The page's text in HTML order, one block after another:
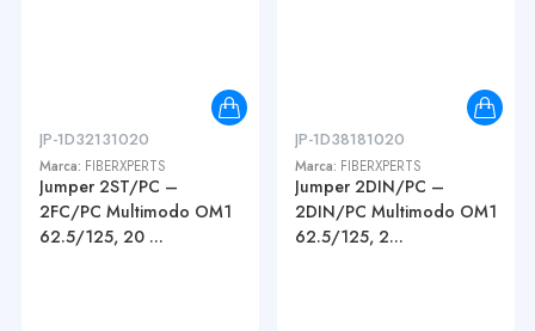
JP-1D32131020
Marca: FIBERXPERTS
Jumper 2ST/PC –
2FC/PC Multimodo OM1
62.5/125, 20 ...
JP-1D38181020
Marca: FIBERXPERTS
Jumper 2DIN/PC –
2DIN/PC Multimodo OM1
62.5/125, 2...